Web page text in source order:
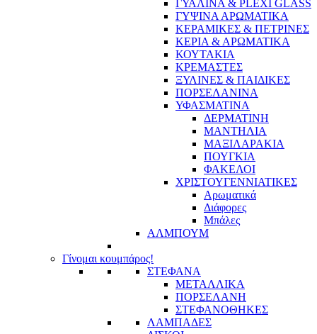
ΓΥΑΛΙΝΑ & PLEXI GLASS
ΓΥΨΙΝΑ ΑΡΩΜΑΤΙΚΑ
ΚΕΡΑΜΙΚΕΣ & ΠΕΤΡΙΝΕΣ
ΚΕΡΙΑ & ΑΡΩΜΑΤΙΚΑ
ΚΟΥΤΑΚΙΑ
ΚΡΕΜΑΣΤΕΣ
ΞΥΛΙΝΕΣ & ΠΑΙΔΙΚΕΣ
ΠΟΡΣΕΛΑΝΙΝΑ
ΥΦΑΣΜΑΤΙΝA
ΔΕΡΜΑΤΙΝΗ
ΜΑΝΤΗΛΙΑ
ΜΑΞΙΛΑΡΑΚΙΑ
ΠΟΥΓΚΙΑ
ΦΑΚΕΛΟΙ
ΧΡΙΣΤΟΥΓΕΝΝΙΑΤΙΚΕΣ
Αρωματικά
Διάφορες
Μπάλες
ΑΛΜΠΟΥΜ
Γίνομαι κουμπάρος!
ΣΤΕΦΑΝΑ
ΜΕΤΑΛΛΙΚΑ
ΠΟΡΣΕΛΑΝΗ
ΣΤΕΦΑΝΟΘΗΚΕΣ
ΛΑΜΠΑΔΕΣ